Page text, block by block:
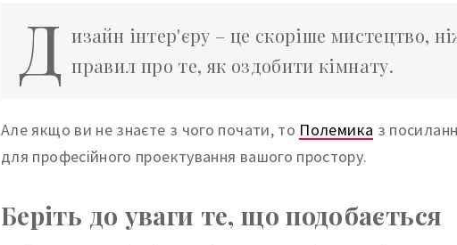
Д изайн інтер'єру – це скоріше мистецтво,
правил про те, як оздобити кімнату.
Але якщо ви не знаєте з чого почати, то Полемика з
для професійного проектування вашого простору.
Беріть до уваги те, що подобається